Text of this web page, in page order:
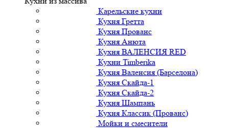
Карельские кухни
Кухня Гретта
Кухня Прованс
Кухня Анюта
Кухня ВАЛЕНСИЯ RED
Кухни Timberika
Кухня Валенсия (Барселона)
Кухня Скайда-1
Кухня Скайда-2
Кухня Шампань
Кухня Классик (Прованс)
Мойки и смесители